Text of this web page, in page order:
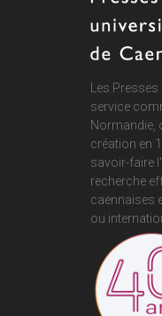
Les Presses
service
Normandie,
création en
savoir-faire
recherche
caennaises
ou